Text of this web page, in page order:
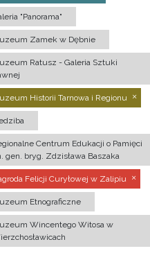
"Panorama"
Zamek w Dębnie
Ratusz - Galeria Sztuki
Historii Tarnowa i Regionu
Centrum Edukacji o Pamięci
gen. bryg. Zdzisława Baszaka
Felicji Curyłowej w Zalipiu
Etnograficzne
Wincentego Witosa w